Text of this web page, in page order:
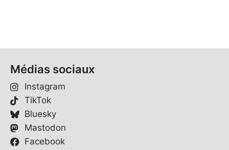
Médias sociaux
Instagram
TikTok
Bluesky
Mastodon
Facebook